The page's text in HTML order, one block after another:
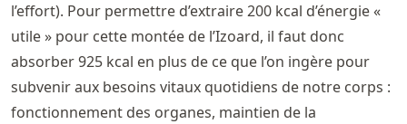
l’effort). Pour permettre d’extraire 200 kcal d’énergie «
utile » pour cette montée de l’Izoard, il faut donc
absorber 925 kcal en plus de ce que l’on ingère pour
subvenir aux besoins vitaux quotidiens de notre corps :
fonctionnement des organes, maintien de la